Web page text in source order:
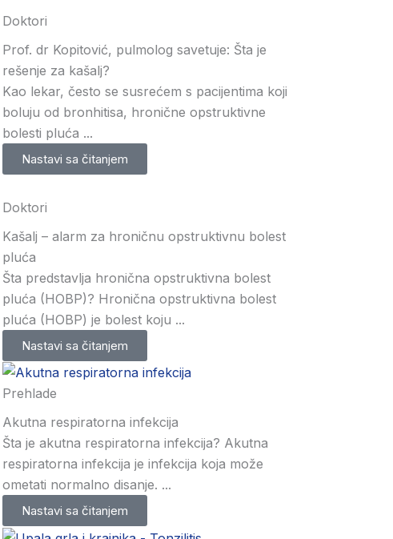
Doktori
Prof. dr Kopitović, pulmolog savetuje: Šta je
rešenje za kašalj?
Kao lekar, često se susrećem s pacijentima koji
boluju od bronhitisa, hronične opstruktivne
bolesti pluća ...
Nastavi sa čitanjem
Doktori
Kašalj – alarm za hroničnu opstruktivnu bolest
pluća
Šta predstavlja hronična opstruktivna bolest
pluća (HOBP)? Hronična opstruktivna bolest
pluća (HOBP) je bolest koju ...
Nastavi sa čitanjem
Prehlade
Akutna respiratorna infekcija
Šta je akutna respiratorna infekcija? Akutna
respiratorna infekcija je infekcija koja može
ometati normalno disanje. ...
Nastavi sa čitanjem